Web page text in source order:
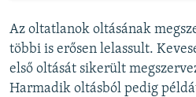
Az oltatlanok oltásának
többi is erősen lelassult.
első oltását sikerült
Harmadik oltásból pedig